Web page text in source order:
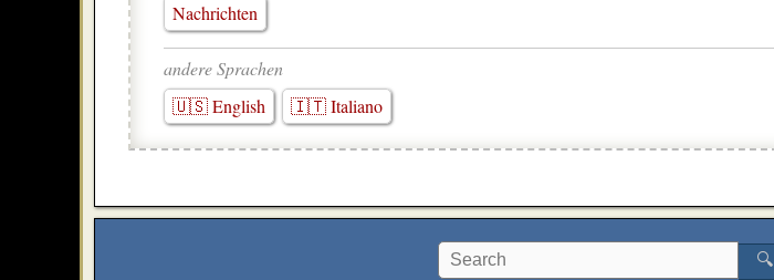
Nachrichten
andere Sprachen
🇺🇸 English
🇮🇹 Italiano
🔍